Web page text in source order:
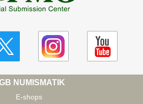
NUMISMATIK
E-shops